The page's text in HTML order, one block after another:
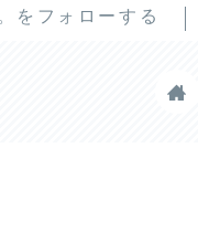
をフォローする